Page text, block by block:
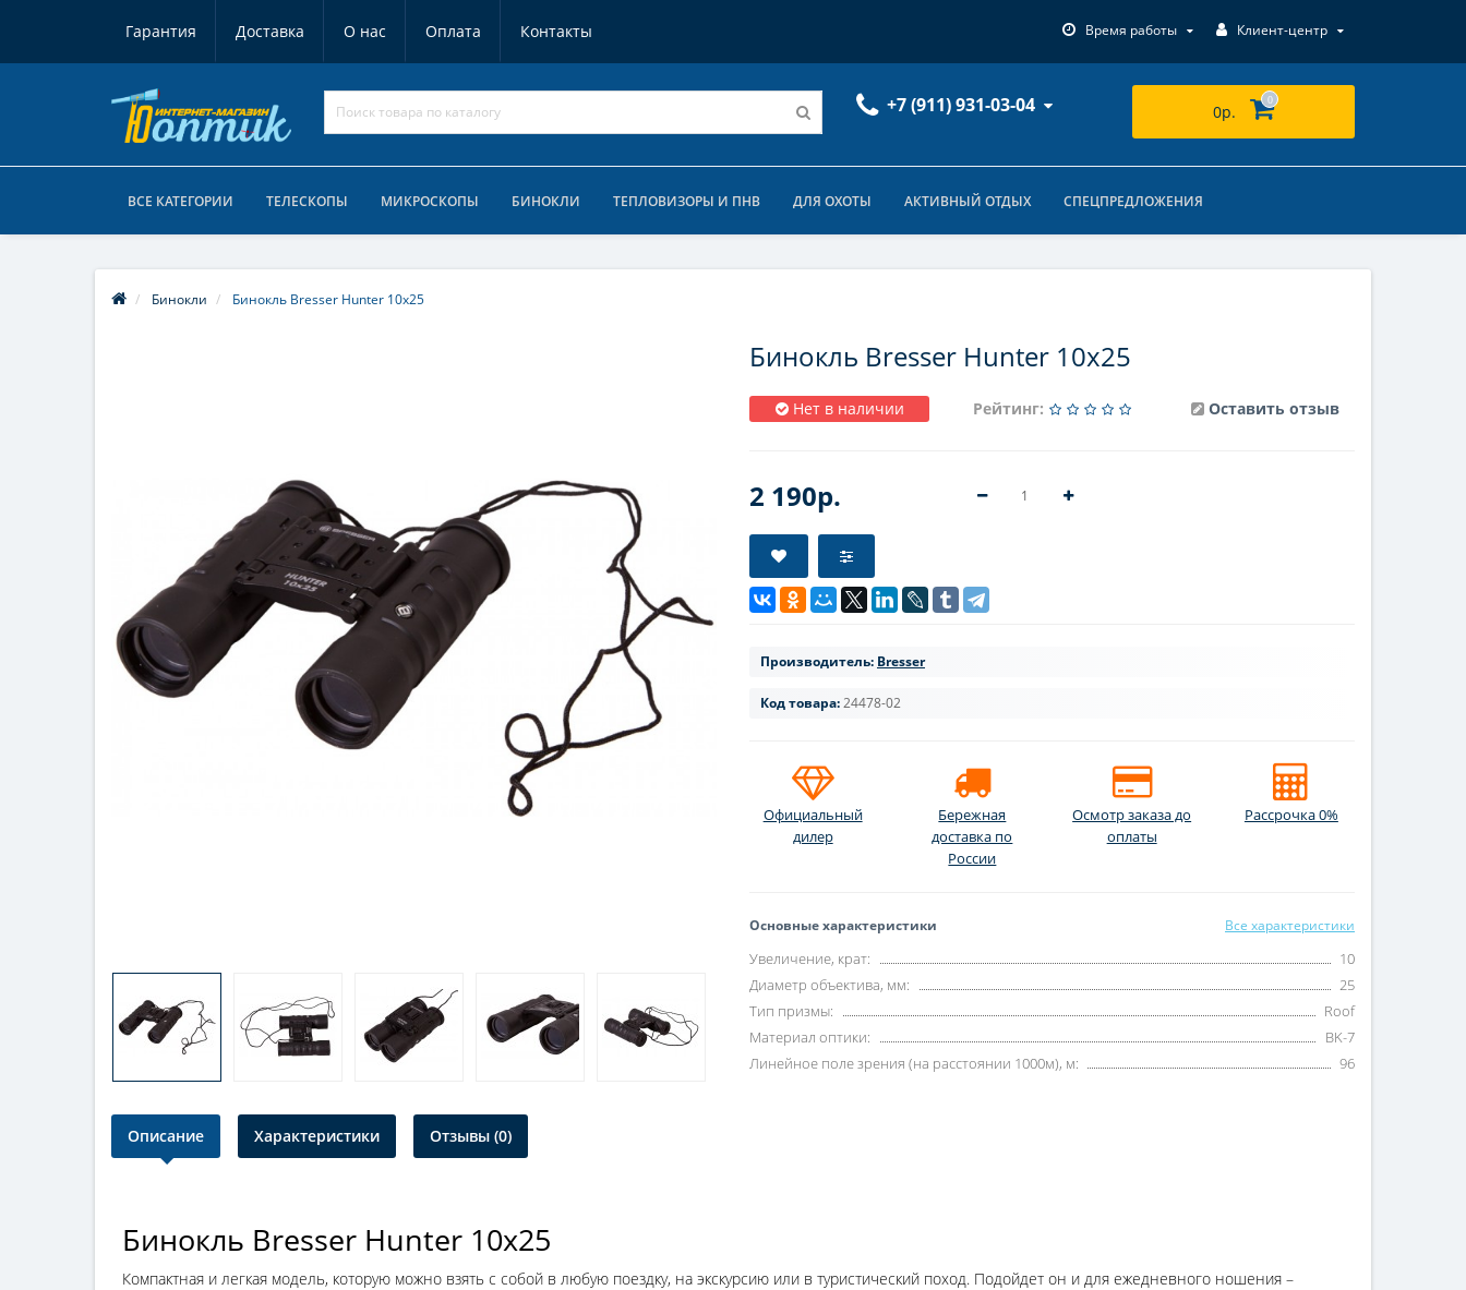
Гарантия Доставка О нас Оплата Контакты Время работы Клиент-центр
+7 (911) 931-03-04 0р.
0
ВСЕ КАТЕГОРИИ ТЕЛЕСКОПЫ МИКРОСКОПЫ БИНОКЛИ ТЕПЛОВИЗОРЫ И ПНВ ДЛЯ ОХОТЫ АКТИВНЫЙ ОТДЫХ СПЕЦПРЕДЛОЖЕНИЯ
Бинокли Бинокль Bresser Hunter 10x25
Бинокль Bresser Hunter 10x25
Нет в наличии Рейтинг: Оставить отзыв
2 190р.
Производитель: Bresser
Код товара:24478-02
Официальный
дилер
Бережная
доставка по
России
Осмотр заказа до
оплаты
Рассрочка 0%
Основные характеристики Все характеристики
Увеличение, крат:
10
Диаметр объектива, мм:
25
Тип призмы:
Roof
Материал оптики:
BK-7
Линейное поле зрения (на расстоянии 1000м), м:
96
Описание Характеристики Отзывы (0)
Бинокль Bresser Hunter 10x25
Компактная и легкая модель, которую можно взять с собой в любую поездку, на экскурсию или в туристический поход. Подойдет он и для ежедневного ношения –